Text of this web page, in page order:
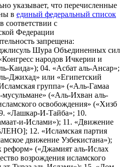
указывает, что перечисленные
в единый федеральный список
соответствии с
Федерации
запрещена:
Шура Объединенных сил
народов Ичкерии и
Каида»); 04. «Асбат аль-Ансар»;
Джихад» или «Египетский
группа» («Аль-Гамаа
мусульмане» («Аль-Ихван аль-
освобождения» («Хизб
«Лашкар-И-Тайба»; 10.
и-Ислами»); 11. «Движение
12. «Исламская партия
движение Узбекистана»);
реформ» («Джамият аль-Ислах
возрождения исламского